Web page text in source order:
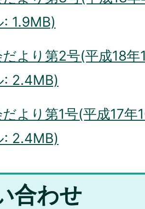
: 1.9MB)
より第2号(平成18年
: 2.4MB)
より第1号(平成17年
: 2.4MB)
合わせ